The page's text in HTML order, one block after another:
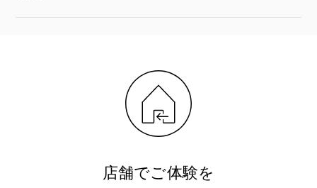
店舗でご体験を